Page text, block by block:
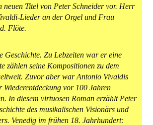
neuen Titel von Peter Schneider vor. Herr
Lieder an der Orgel und Frau
Flöte.
Geschichte. Zu Lebzeiten war er eine
zählen seine Kompositionen zu dem
Zuvor aber war Antonio Vivaldis
Wiederentdeckung vor 100 Jahren
In diesem virtuosen Roman erzählt Peter
des musikalischen Visionärs und
Venedig im frühen 18. Jahrhundert: